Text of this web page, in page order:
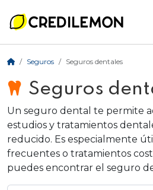
Seguros Seguros dentales
Seguros
Un seguro dental te permite
estudios y tratamientos
reducido. Es especialmente
frecuentes o tratamientos
puedes encontrar el seguro